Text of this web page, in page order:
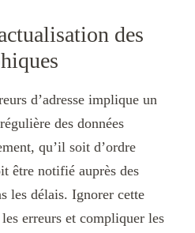
des
d’adresse implique un
des données
qu’il soit d’ordre
être notifié auprès des
les délais. Ignorer cette
erreurs et compliquer les